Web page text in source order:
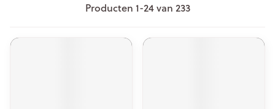
Producten 1-24van 233